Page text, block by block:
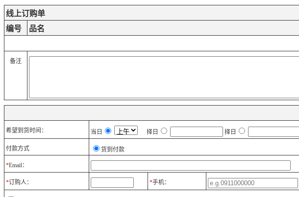
线上订购单
编号
品名
备注
希望到货时间： 当日 择日 择日
付款方式 货到付款
*Email：
*订购人： *手机：